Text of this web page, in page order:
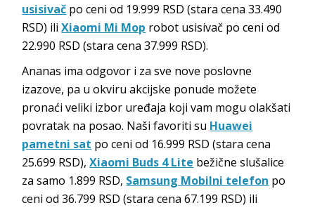
usisivač po ceni od 19.999 RSD (stara cena 33.490
RSD) iliXiaomi Mi Mop robot usisivač po ceni od
22.990 RSD (stara cena 37.999 RSD).
Ananas ima odgovor i za sve nove poslovne
izazove, pa u okviru akcijske ponude možete
pronaći veliki izbor uređaja koji vam mogu olakšati
povratak na posao. Naši favoriti su Huawei
pametni sat po ceni od 16.999 RSD (stara cena
25.699 RSD),Xiaomi Buds 4 Lite bežične slušalice
za samo 1.899 RSD, Samsung Mobilni telefon po
ceni od 36.799 RSD (stara cena 67.199 RSD) ili